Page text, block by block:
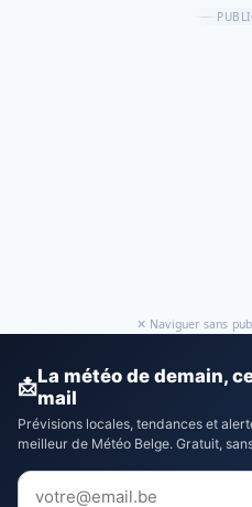
✕ Naviguer sans
📩La météo de demain,
mail
Prévisions locales, tendances et
meilleur de Météo Belge. Gratuit,